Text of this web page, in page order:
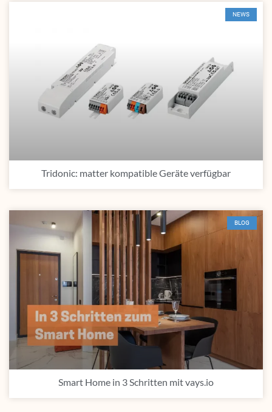
NEWS
Tridonic: matter kompatible Geräte verfügbar
BLOG
Smart Home in 3 Schritten mit vays.io